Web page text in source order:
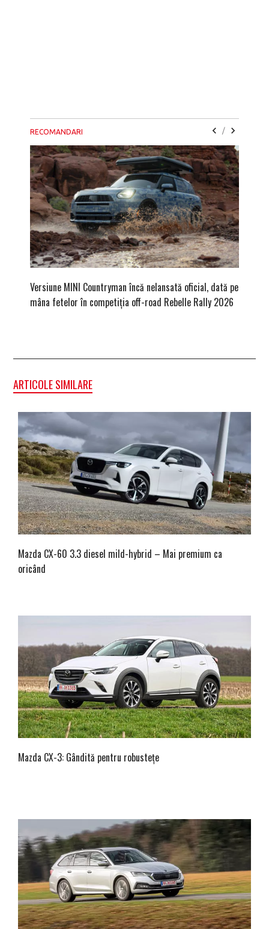
RECOMANDARI /
Versiune MINI Countryman încă nelansată oficial, dată pe
mâna fetelor în competiția off-road Rebelle Rally 2026
ARTICOLE SIMILARE
Mazda CX-60 3.3 diesel mild-hybrid – Mai premium ca
oricând
Mazda CX-3: Gândită pentru robustețe